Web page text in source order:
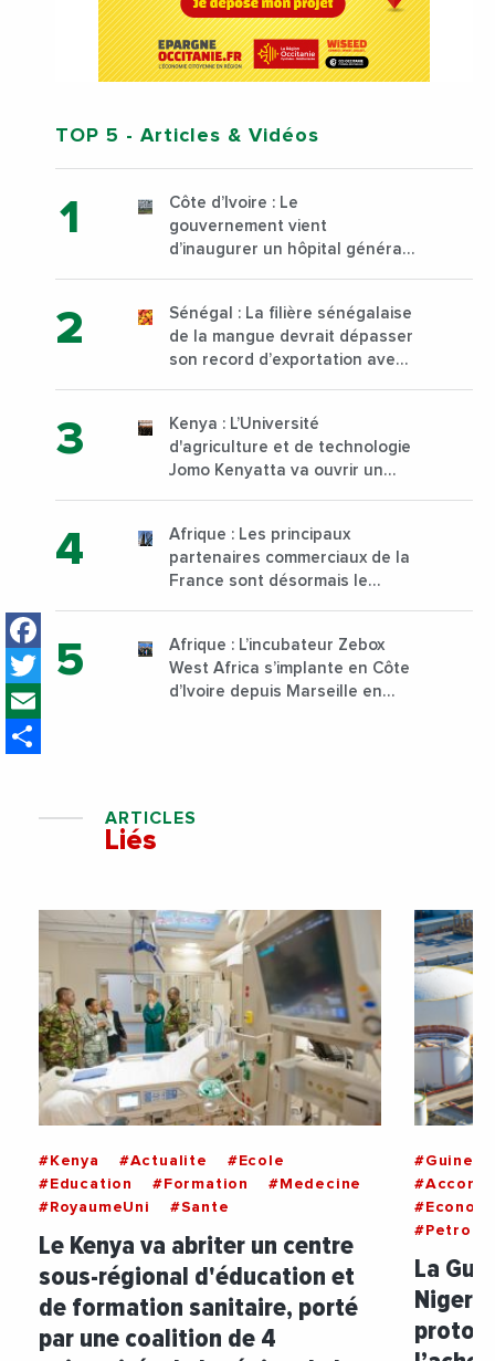
Facebook
Twitter
TOP 5 - Articles & Vidéos
Côte d’Ivoire : Le
gouvernement vient
d’inaugurer un hôpital général
Sénégal : La filière sénégalaise
de la mangue devrait dépasser
son record d’exportation avec
Kenya : L’Université
d'agriculture et de technologie
Jomo Kenyatta va ouvrir un
sur son campus de Karen à
Nairobi dès janvier 2023
Afrique : Les principaux
partenaires commerciaux de la
France sont désormais le
Afrique : L’incubateur Zebox
West Africa s’implante en Côte
d’Ivoire depuis Marseille en
ARTICLES
Liés
#Kenya #Actualite
#Ecole
#Education
#Formation
#Medecine
#RoyaumeUni
#Sante
Le Kenya va abriter un centre
sous-régional d'éducation et
de formation sanitaire, porté
par une coalition de 4
#Petrole
La